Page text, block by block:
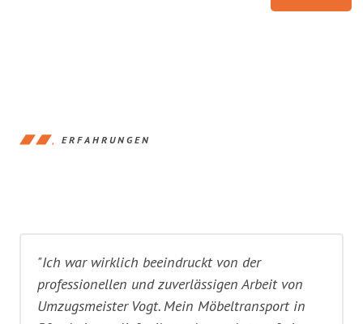
ERFAHRUNGEN
"Ich war wirklich beeindruckt von der
professionellen und zuverlässigen Arbeit von
Umzugsmeister Vogt. Mein Möbeltransport in